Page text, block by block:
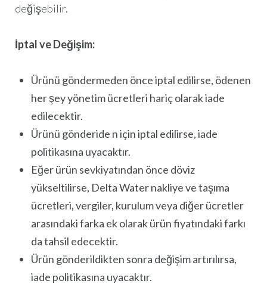
değişebilir.
İptal ve Değişim:
Ürünü göndermeden önce iptal edilirse, ödenen
her şey yönetim ücretleri hariç olarak iade
edilecektir.
Ürünü gönderide n için iptal edilirse, iade
politikasına uyacaktır.
Eğer ürün sevkiyatından önce döviz
yükseltilirse, Delta Water nakliye ve taşıma
ücretleri, vergiler, kurulum veya diğer ücretler
arasındaki farka ek olarak ürün fiyatındaki farkı
da tahsil edecektir.
Ürün gönderildikten sonra değişim artırılırsa,
iade politikasına uyacaktır.
Password
Remember Me
Lost your password?
Sign Up
or Sign Up